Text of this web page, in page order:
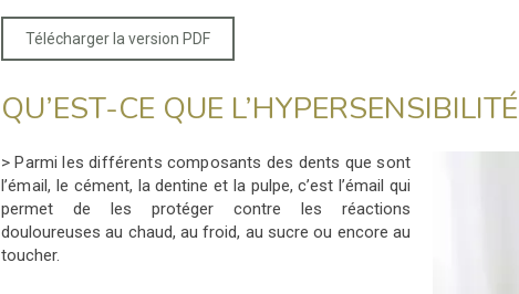
Télécharger la version PDF
QU’EST-CE QUE
> Parmi les différents composants des dents que sont
l’émail,le cément, la dentine et la pulpe, c’est l’émail qui
permet de les protéger contre les réactions
douloureuses au chaud, au froid, au sucre ou encore au
toucher.